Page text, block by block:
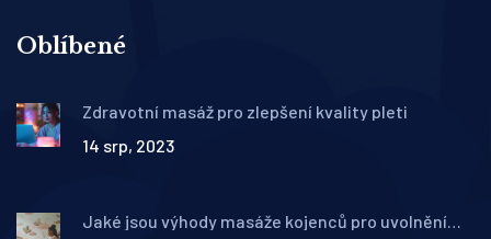
Oblíbené
Zdravotní masáž pro zlepšení kvality pleti
14 srp, 2023
Jaké jsou výhody masáže kojenců pro uvolnění